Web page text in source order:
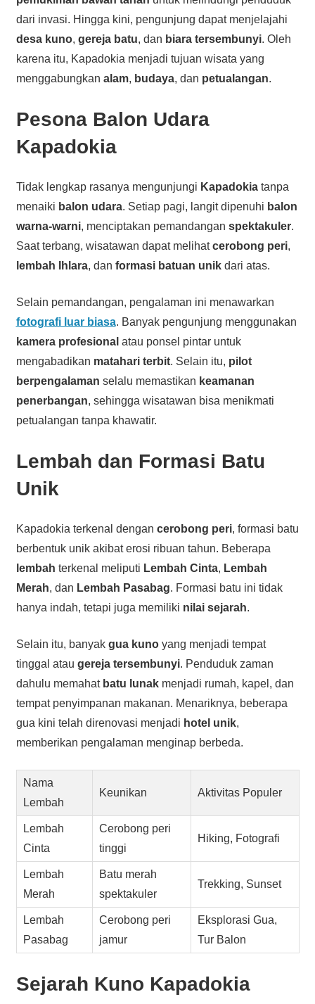
dari invasi. Hingga kini, pengunjung dapat menjelajahi
desa kuno, gereja batu, dan biara tersembunyi. Oleh
karena itu, Kapadokia menjadi tujuan wisata yang
menggabungkan alam, budaya, dan petualangan.
Pesona Balon Udara
Kapadokia
Tidak lengkap rasanya mengunjungi Kapadokiatanpa
menaiki balon udara. Setiap pagi, langit dipenuhi balon
warna-warni, menciptakan pemandangan spektakuler.
Saat terbang, wisatawan dapat melihatcerobong peri,
lembah Ihlara, dan formasi batuan unikdari atas.
Selain pemandangan, pengalaman ini menawarkan
fotografi luar biasa. Banyak pengunjung menggunakan
kamera profesional atau ponsel pintar untuk
mengabadikan matahari terbit. Selain itu, pilot
berpengalaman selalu memastikan keamanan
penerbangan, sehingga wisatawan bisa menikmati
petualangan tanpa khawatir.
Lembah dan Formasi Batu
Unik
Kapadokia terkenal dengan cerobong peri, formasi batu
berbentuk unik akibat erosi ribuan tahun. Beberapa
lembah terkenal meliputi Lembah Cinta, Lembah
Merah, dan Lembah Pasabag. Formasi batu ini tidak
hanya indah, tetapi juga memiliki nilai sejarah.
Selain itu, banyak gua kunoyang menjadi tempat
tinggal atau gereja tersembunyi. Penduduk zaman
dahulu memahat batu lunakmenjadi rumah, kapel, dan
tempat penyimpanan makanan. Menariknya, beberapa
gua kini telah direnovasi menjadi hotel unik,
memberikan pengalaman menginap berbeda.
Nama
Lembah
Keunikan Aktivitas Populer
Lembah
Cinta
Cerobong peri
tinggi
Hiking, Fotografi
Lembah
Merah
Batu merah
spektakuler
Trekking, Sunset
Lembah
Pasabag
Cerobong peri
jamur
Eksplorasi Gua,
Tur Balon
Sejarah Kuno Kapadokia